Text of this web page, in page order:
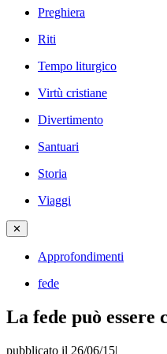
Preghiera
Riti
Tempo liturgico
Virtù cristiane
Divertimento
Santuari
Storia
Viaggi
✕
Approfondimenti
fede
La fede può
pubblicato il 26/06/15|